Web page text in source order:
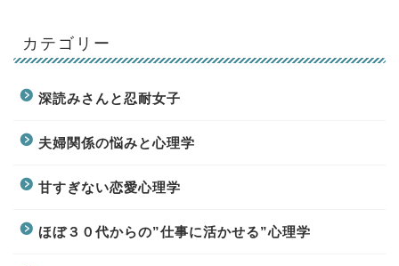
カテゴリー
深読みさんと忍耐女子
夫婦関係の悩みと心理学
甘すぎない恋愛心理学
ほぼ３０代からの”仕事に活かせる”心理学